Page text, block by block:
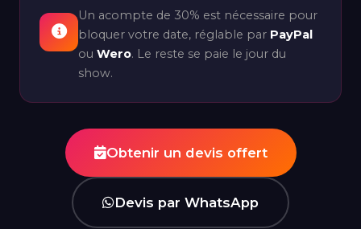
Un acompte de 30% est nécessaire pour
bloquer votre date, réglable par PayPal
ou Wero. Le reste se paie le jour du
show.
Obtenir un devis offert
Devis par WhatsApp